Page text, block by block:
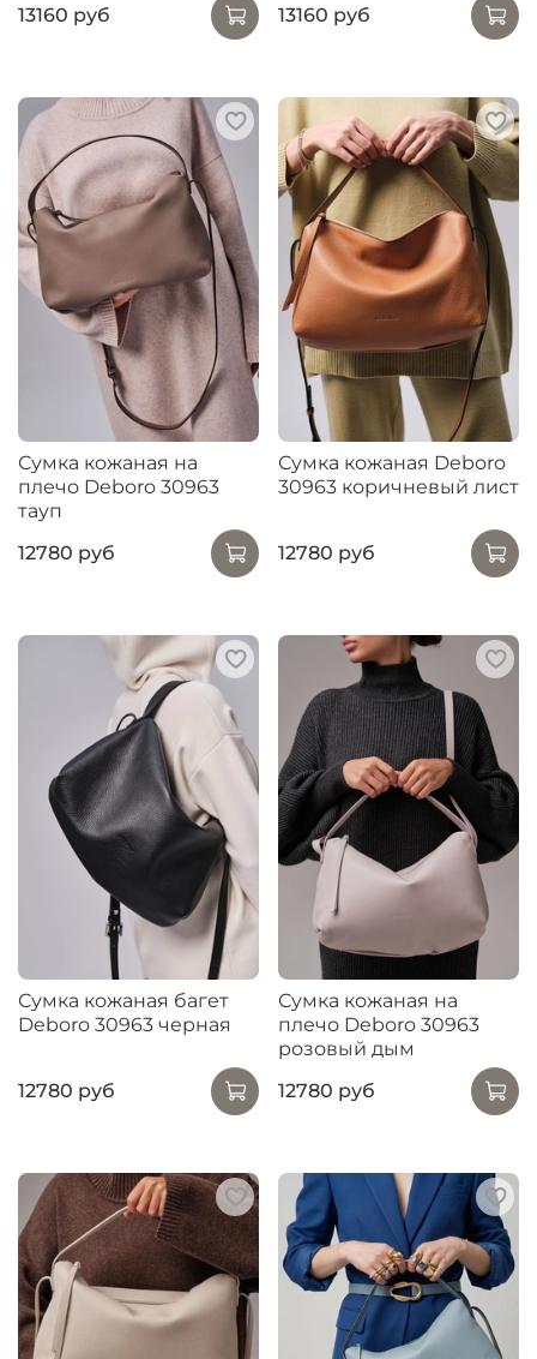
13160 руб
13160 руб
Сумка кожаная на
плечо Deboro 30963
тауп
12780 руб
Сумка кожаная Deboro
30963 коричневый лист
12780 руб
Сумка кожаная багет
Deboro 30963 черная
12780 руб
Сумка кожаная на
плечо Deboro 30963
розовый дым
12780 руб